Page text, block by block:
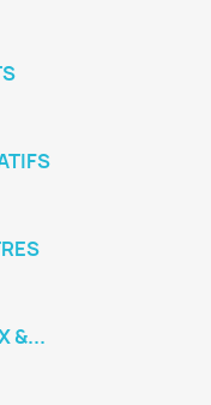
&...